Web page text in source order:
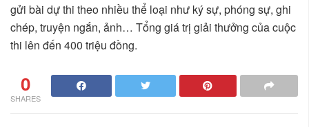
gửi bài dự thi theo nhiều thể loại như ký sự, phóng sự, ghi
chép, truyện ngắn, ảnh… Tổng giá trị giải thưởng của cuộc
thi lên đến 400 triệu đồng.
0
SHARES